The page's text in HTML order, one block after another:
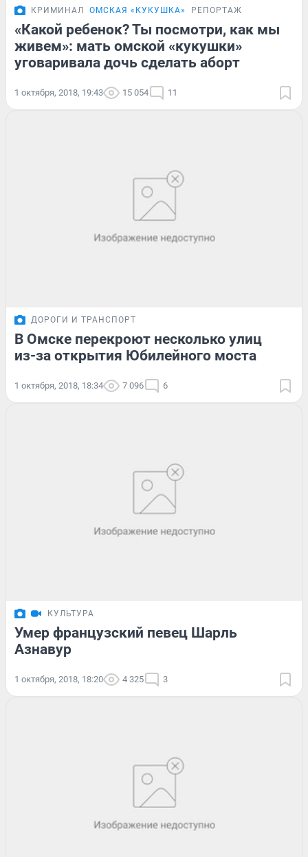
КРИМИНАЛ ОМСКАЯ «КУКУШКА» РЕПОРТАЖ
«Какой ребенок? Ты посмотри, как мы
живем»: мать омской «кукушки»
уговаривала дочь сделать аборт
1 октября, 2018, 19:43 15 054 11
ДОРОГИ И ТРАНСПОРТ
В Омске перекроют несколько улиц
из-за открытия Юбилейного моста
1 октября, 2018, 18:34 7 096 6
КУЛЬТУРА
Умер французский певец Шарль
Азнавур
1 октября, 2018, 18:20 4 325 3